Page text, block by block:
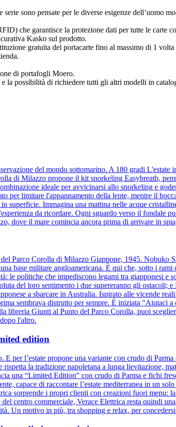
sono pensate per le diverse esigenze dell’uomo
che garantisce la protezione dati per tutte le carte
Kasko sul prodotto.
gratuita del portacarte fino al massimo di 1
di portafogli Moero.
la possibilità di richiedere tutti gli altri modelli in
del mondo sottomarino. A 180 gradi L'estate
di Milazzo propone il kit snorkeling Easybreath,
ideale per avvicinarsi allo snorkeling e
per limitare l'appannamento della lente, mentre il
superficie. Immagina una mattina nelle acque
da ricordare. Ogni sguardo verso il fondale
dove il mare comincia ancora prima di arrivare in
Parco Corolla di Milazzo Giappone, 1945. Nobuko
base militare angloamericana. È qui che, sotto i
le politiche che impediscono legami tra giapponesi
del loro sentimento i due supereranno gli ostacoli;
a sbarcare in Australia. Ispirato alle vicende
sembrava distrutto per sempre. È iniziata "Aiutaci
libreria Giunti al Punto del Parco Corolla, puoi
l'altro.
edition
per l’estate propone una variante con crudo di
la tradizione napoletana a lunga lievitazione,
una “Limited Edition” con crudo di Parma e fichi
capace di raccontare l’estate mediterranea in un
sorprende i propri clienti con creazioni fuori menu:
centro commerciale, Verace Elettrica resta quindi
Un motivo in più, tra shopping e relax, per concedersi